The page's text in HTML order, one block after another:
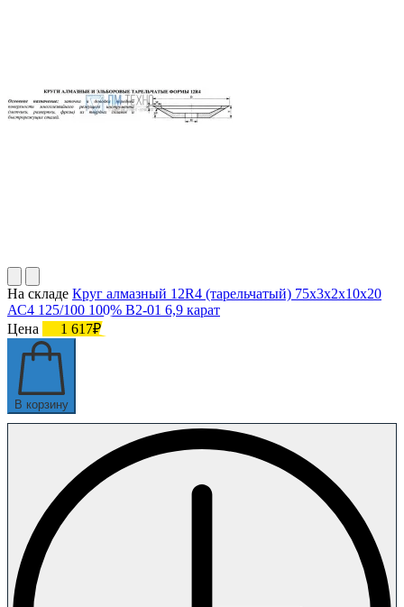
На складе Круг алмазный 12R4 (тарельчатый) 75х3х2х10х20
АС4 125/100 100% В2-01 6,9 карат
Цена
1 617₽
В корзину